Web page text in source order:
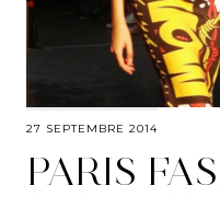
27 SEPTEMBRE 2014
PARIS